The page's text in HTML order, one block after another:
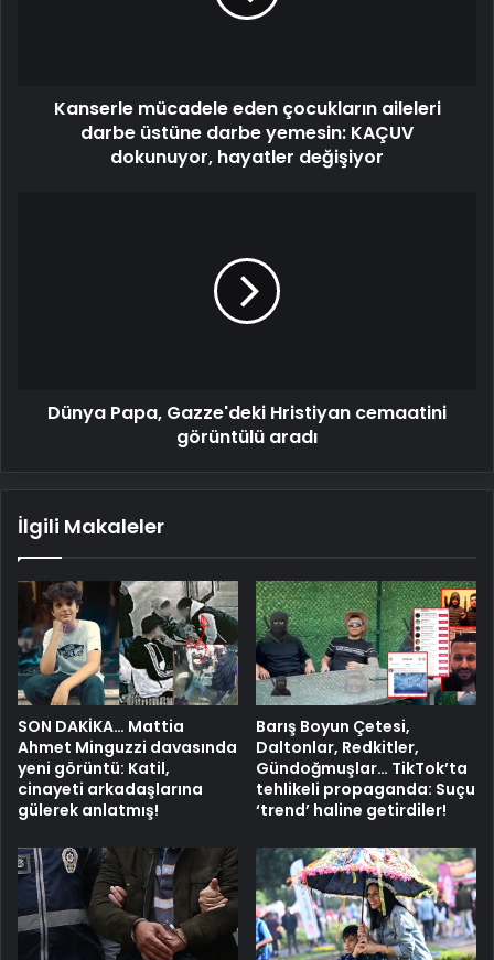
KAÇUV
dokunuyor,
Kanserle mücadele eden çocukların aileleri
darbe üstüne darbe yemesin: KAÇUV
dokunuyor, hayatler değişiyor
Dünya Papa, Gazze'deki Hristiyan cemaatini
görüntülü aradı
İlgili Makaleler
SON DAKİKA… Mattia
Ahmet Minguzzi davasında
yeni görüntü: Katil,
cinayeti arkadaşlarına
gülerek anlatmış!
Barış Boyun Çetesi,
Daltonlar, Redkitler,
Gündoğmuşlar… TikTok’ta
tehlikeli propaganda: Suçu
‘trend’ haline getirdiler!